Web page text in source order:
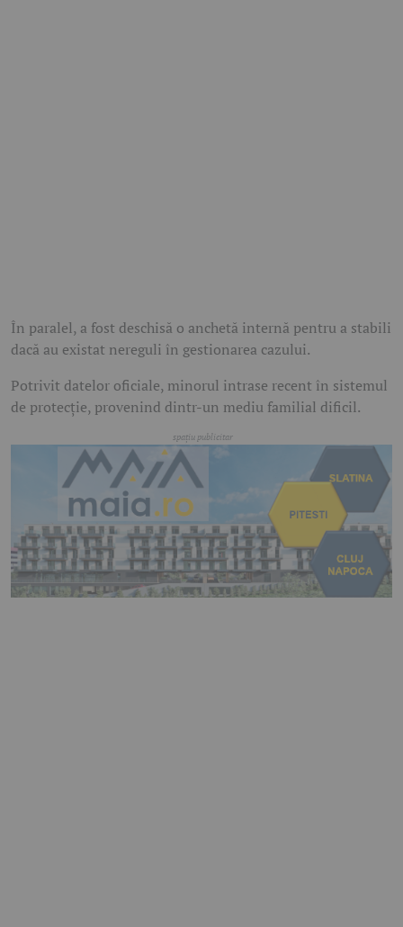
În paralel, a fost deschisă o anchetă internă pentru a stabili
dacă au existat nereguli în gestionarea cazului.
Potrivit datelor oficiale, minorul intrase recent în sistemul
de protecție, provenind dintr-un mediu familial dificil.